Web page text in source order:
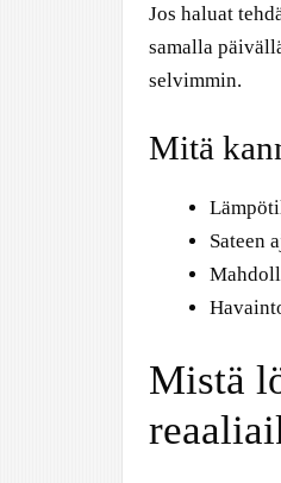
Jos haluat
samalla
selvimmin.
Mitä
Sateen
Mistä